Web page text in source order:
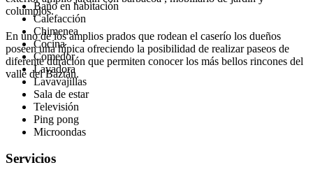
columpios.
En uno de los amplios prados que rodean el caserío los dueños
poseen una hípica ofreciendo la posibilidad de realizar paseos de
diferente duración que permiten conocer los más bellos rincones del
valle del Baztán.
Baño en habitación
Calefacción
Chimenea
Cocina
Comedor
Lavadora
Lavavajillas
Sala de estar
Televisión
Ping pong
Microondas
Servicios